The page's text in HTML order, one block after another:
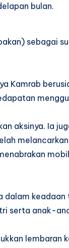
bulan.
sebagai
Kamrab
aksinya. Ia
dalam
serta anak-
lembaran